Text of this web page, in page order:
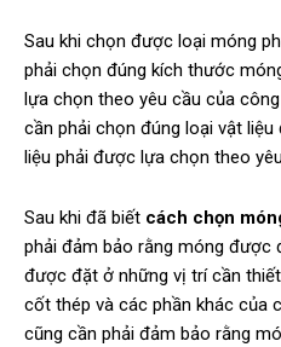
Sau khi chọn được loại móng
phải chọn đúng kích thước
lựa chọn theo yêu cầu của
cần phải chọn đúng loại vật
liệu phải được lựa chọn theo
Sau khi đã biết cách chọn
phải đảm bảo rằng móng được
được đặt ở những vị trí cần
cốt thép và các phần khác của
cũng cần phải đảm bảo rằng